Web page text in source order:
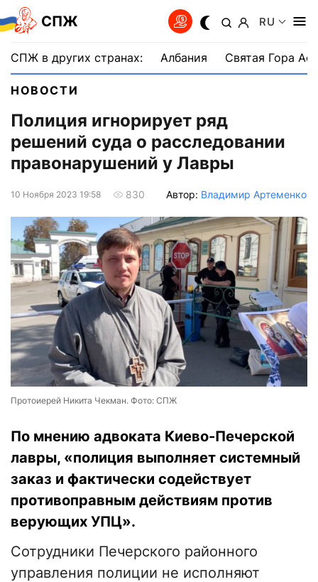
СПЖ RU
СПЖ в других странах: Албания Святая Гора
НОВОСТИ
Полиция игнорирует ряд
решений суда о расследовании
правонарушений у Лавры
10 Ноября 2023 19:58 830 Автор: Владимир Артеменко
Протоиерей Никита Чекман. Фото: СПЖ
По мнению адвоката Киево-Печерской
лавры, «полиция выполняет системный
заказ и фактически содействует
противоправным действиям против
верующих УПЦ».
Сотрудники Печерского районного
управления полиции не исполняют